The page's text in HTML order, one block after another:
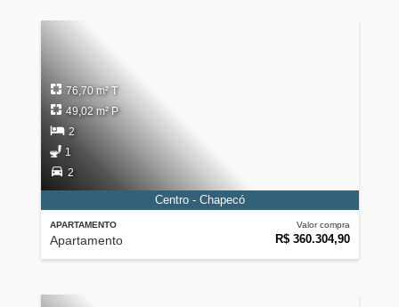
APARTAMENTO
Apartamento
Valor compra
R$ 360.304,90
76,70 m² T
49,02 m² P
2
1
2
Centro - Chapecó